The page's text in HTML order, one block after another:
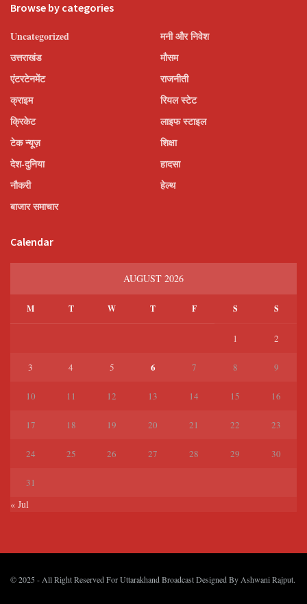
Browse by categories
Uncategorized
उत्तराखंड
एंटरटेनमेंट
क्राइम
क्रिकेट
टेक न्यूज़
देश-दुनिया
नौकरी
बाजार समाचार
मनी और निवेश
मौसम
राजनीती
रियल स्टेट
लाइफ स्टाइल
शिक्षा
हादसा
हेल्थ
Calendar
AUGUST 2026
M T W T F S S
1 2
3 4 5 6 7 8 9
10 11 12 13 14 15 16
17 18 19 20 21 22 23
24 25 26 27 28 29 30
31
« Jul
© 2025 - All Right Reserved For Uttarakhand Broadcast Designed By Ashwani Rajput.